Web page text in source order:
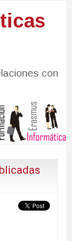
con